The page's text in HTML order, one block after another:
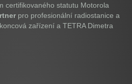
certifikovaného statutu Motorola
pro profesionální radiostanice a
zařízení a TETRA Dimetra